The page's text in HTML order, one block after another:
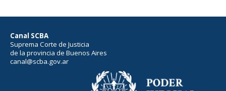
Canal SCBA
Suprema Corte de Justicia
de la provincia de Buenos Aires
canal@scba.gov.ar